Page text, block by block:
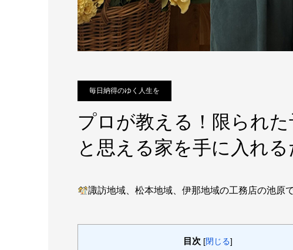
毎日納得のゆく人生を
プロが教える！限られた
と思える家を手に入れ
諏訪地域、松本地域、伊那地域の工務店の池原
目次 [閉じる]